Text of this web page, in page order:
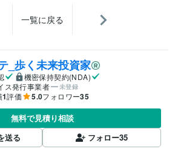
一覧に戻る
_歩く未来投資家
機密保持契約(NDA)
ス発行事業者
未登録
1評価 5.0フォロワー35
無料で見積り相談
送る
フォロー35